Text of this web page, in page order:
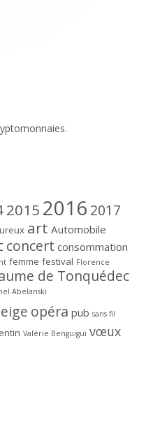
2015 2016 2017
art Automobile
concert consommation
femme festival Florence
de Tonquédec
Abelanski
opéra pub sans fil
Valérie Benguigui vœux